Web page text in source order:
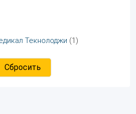
Текнолоджи (1)
Сбросить